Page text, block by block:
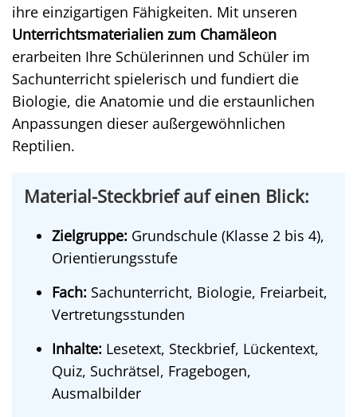
ihre einzigartigen Fähigkeiten. Mit unseren
Unterrichtsmaterialien zum Chamäleon
erarbeiten Ihre Schülerinnen und Schüler im
Sachunterricht spielerisch und fundiert die
Biologie, die Anatomie und die erstaunlichen
Anpassungen dieser außergewöhnlichen
Reptilien.
Material-Steckbrief auf einen Blick:
Zielgruppe: Grundschule (Klasse 2 bis 4),
Orientierungsstufe
Fach: Sachunterricht, Biologie, Freiarbeit,
Vertretungsstunden
Inhalte: Lesetext, Steckbrief, Lückentext,
Quiz, Suchrätsel, Fragebogen,
Ausmalbilder